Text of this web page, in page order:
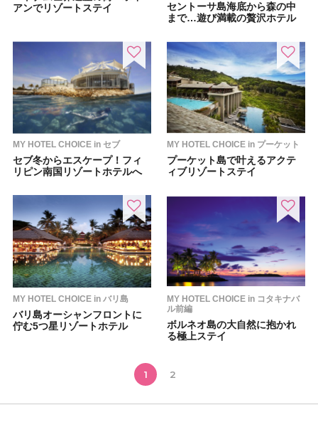
アンでリゾートステイ
セントーサ島海底から森の中
まで…遊び満載の贅沢ホテル
MY HOTEL CHOICE in セブ
セブ冬からエスケープ！フィ
リピン南国リゾートホテルへ
MY HOTEL CHOICE in プーケット
プーケット島で叶えるアクテ
ィブリゾートステイ
MY HOTEL CHOICE in バリ島
バリ島オーシャンフロントに
佇む5つ星リゾートホテル
MY HOTEL CHOICE in コタキナバ
ル前編
ボルネオ島の大自然に抱かれ
る極上ステイ
1 2